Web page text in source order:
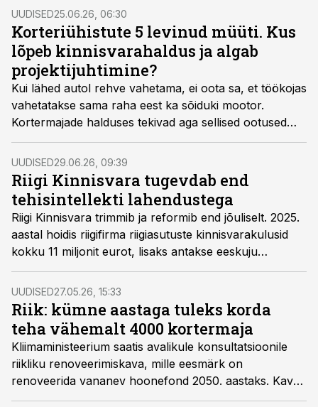
otseinvesteeringuga. Seda maja on renoveeritud ka
varem -
vaata, mis siis toimus
UUDISED25.06.26, 06:30
Korteriühistute 5 levinud müüti. Kus
lõpeb kinnisvarahaldus ja algab
projektijuhtimine?
Kui lähed autol rehve vahetama, ei oota sa, et töökojas
vahetatakse sama raha eest ka sõiduki mootor.
Kortermajade halduses tekivad aga sellised ootused
üllatavalt sageli, kirjutab VAU Halduse asutaja ja
tegevjuht Hanno Liiva ja näitab puust ja punaselt ära,
mida haldustasu tegelikult katab.
UUDISED29.06.26, 09:39
Riigi Kinnisvara tugevdab end
tehisintellekti lahendustega
Riigi Kinnisvara trimmib ja reformib end jõuliselt. 2025.
aastal hoidis riigifirma riigiasutuste kinnisvarakulusid
kokku 11 miljonit eurot, lisaks antakse eeskuju
renoveerimise, aga ka varjendite rajamisevallas. Aasta
eest Riigi Kinnisvara juhatuse esimees Tarmo Leppoja
näitas,
mis juhtuks, kui RKAS likvideerida.
UUDISED27.05.26, 15:33
Riik: kümne aastaga tuleks korda
teha vähemalt 4000 kortermaja
Kliimaministeerium saatis avalikule konsultatsioonile
riikliku renoveerimiskava, mille eesmärk on
renoveerida vananev hoonefond 2050. aastaks. Kava
annab ülevaate Eesti hoonefondi hetkeseisust ning